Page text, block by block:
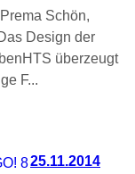
Schön,
Design der
überzeugt
F...
25.11.2014